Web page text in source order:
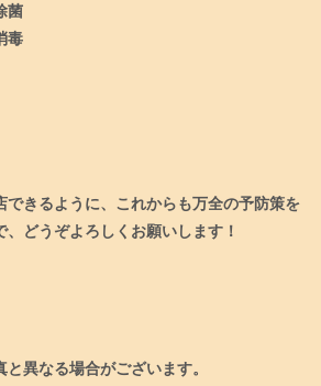
菌⁠
毒⁠
できるように、これからも万全の予防策を
どうぞよろしくお願いします！⁠
異なる場合がございます。